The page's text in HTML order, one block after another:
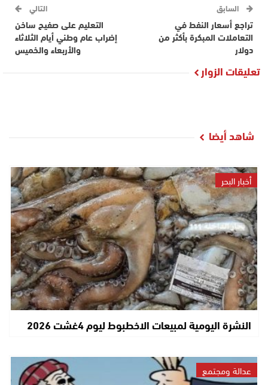
السابق
تراجع أسعار النفط في
التعاملات المبكرة بأكثر من
دولار
التالي
التعليم على صفيح ساخن
إضراب عام وطني أيام الثلاثاء
والأربعاء والخميس
تعليقات الزوار
شاهد أيضا
أخبار البحر
النشرة اليومية لمبيعات الاخطبوط ليوم 4غشت 2026
عدالة ومجتمع